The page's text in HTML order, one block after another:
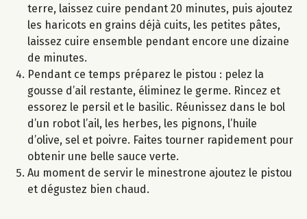
terre, laissez cuire pendant 20 minutes, puis ajoutez
les haricots en grains déjà cuits, les petites pâtes,
laissez cuire ensemble pendant encore une dizaine
de minutes.
Pendant ce temps préparez le pistou : pelez la
gousse d’ail restante, éliminez le germe. Rincez et
essorez le persil et le basilic. Réunissez dans le bol
d’un robot l’ail, les herbes, les pignons, l’huile
d’olive, sel et poivre. Faites tourner rapidement pour
obtenir une belle sauce verte.
Au moment de servir le minestrone ajoutez le pistou
et dégustez bien chaud.